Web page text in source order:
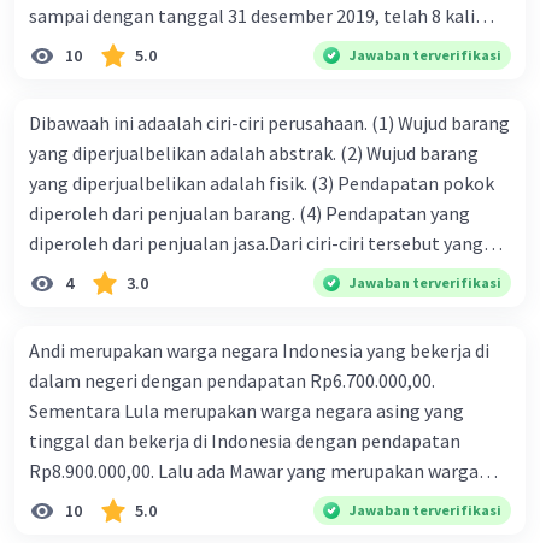
sampai dengan tanggal 31 desember 2019, telah 8 kali
terbit. 4. gaji terutang untuk periode berjalan sebesar
Rp800.000,00 dari data di atas, pencatatan jurnal pembalik
10 5.0 Jawaban terverifikasi
Dibawaah ini adaalah ciri-ciri perusahaan. (1) Wujud barang
yang diperjualbelikan adalah abstrak. (2) Wujud barang
yang diperjualbelikan adalah fisik. (3) Pendapatan pokok
diperoleh dari penjualan barang. (4) Pendapatan yang
diperoleh dari penjualan jasa.Dari ciri-ciri tersebut yang
merupakan ciri dari perusahaan dagang ditunjukan pada
nomor…. a. 1 dan 3 b. 3 dan 4 c. 2 dan 3 d. 1 dan 2 e. 2 dan 4
4 3.0 Jawaban terverifikasi
Andi merupakan warga negara Indonesia yang bekerja di
dalam negeri dengan pendapatan Rp6.700.000,00.
Sementara Lula merupakan warga negara asing yang
tinggal dan bekerja di Indonesia dengan pendapatan
Rp8.900.000,00. Lalu ada Mawar yang merupakan warga
negara Indonesia yang tinggal dan bekerja di luar negeri
dengan pendapatan Rp11.000.000,00. Hitunglah PNB
10 5.0 Jawaban terverifikasi